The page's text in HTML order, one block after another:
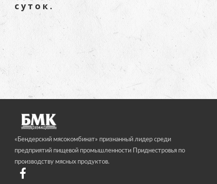
суток.
«Бендерский мясокомбинат» признанный лидер среди
предприятий пищевой промышленности Приднестровья по
производству мясных продуктов.